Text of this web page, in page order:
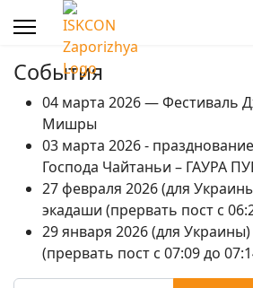
События
04 марта 2026 — Фестиваль
Мишры
03 марта 2026 -
Господа Чайтаньи – ГАУРА
27 февраля 2026 (для
экадаши (прервать пост с
29 января 2026 (для
(прервать пост с 07:09 до